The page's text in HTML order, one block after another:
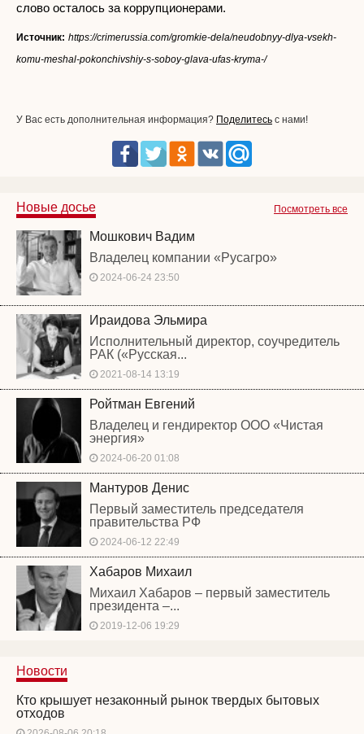
слово осталось за коррупционерами.
Источник: https://crimerussia.com/gromkie-dela/neudobnyy-dlya-vsekh-
komu-meshal-pokonchivshiy-s-soboy-glava-ufas-kryma-/
У Вас есть дополнительная информация? Поделитесь с нами!
Посмотреть все
Новые досье
Мошкович Вадим
Владелец компании «Русагро»
2024-06-24 23:50
Ираидова Эльмира
Исполнительный директор, соучредитель
РАК («Русская...
2021-08-14 13:19
Ройтман Евгений
Владелец и гендиректор ООО «Чистая
энергия»
2024-06-20 01:08
Мантуров Денис
Первый заместитель председателя
правительства РФ
2024-06-12 22:49
Хабаров Михаил
Михаил Хабаров – первый заместитель
президента –...
2019-12-06 19:29
Новости
Кто крышует незаконный рынок твердых бытовых
отходов